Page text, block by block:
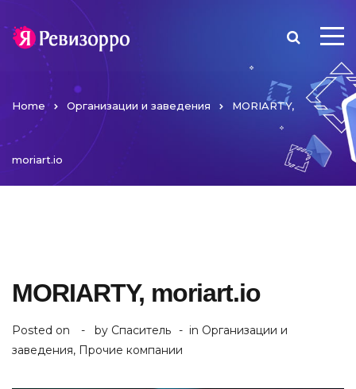
Home Организации и заведения MORIARTY,
moriart.io
MORIARTY, moriart.io
Posted on by Спаситель in Организации и
заведения, Прочие компании